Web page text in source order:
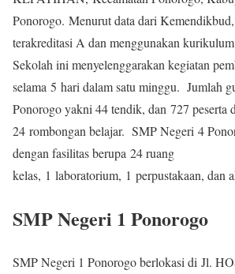
Ponorogo. Menurut data dari
terakreditasi A dan menggunakan
Sekolah ini menyelenggarakan kegiatan
selama 5 hari dalam satu minggu. Jumlah
Ponorogo yakni 44 tendik, dan 727 peserta
24 rombongan belajar. SMP Negeri 4
dengan fasilitas berupa 24 ruang
kelas, 1 laboratorium, 1 perpustakaan, dan
SMP Negeri 1 Ponorogo
SMP Negeri 1 Ponorogo berlokasi di Jl.